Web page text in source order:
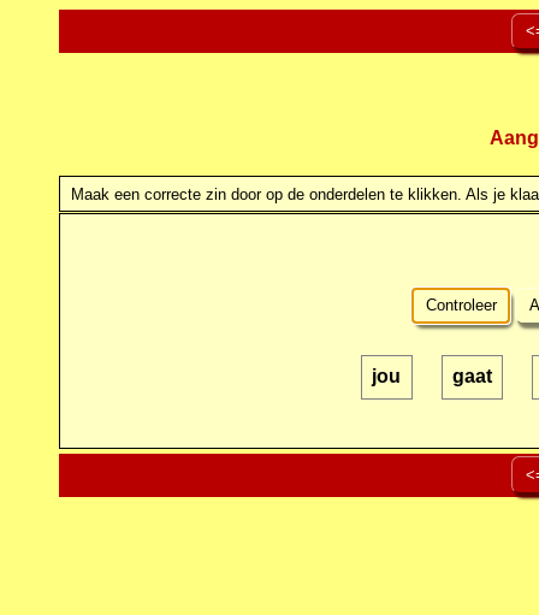
Maak een correcte zin door op de onderdelen te klikken. Als je
Controleer
jou gaat